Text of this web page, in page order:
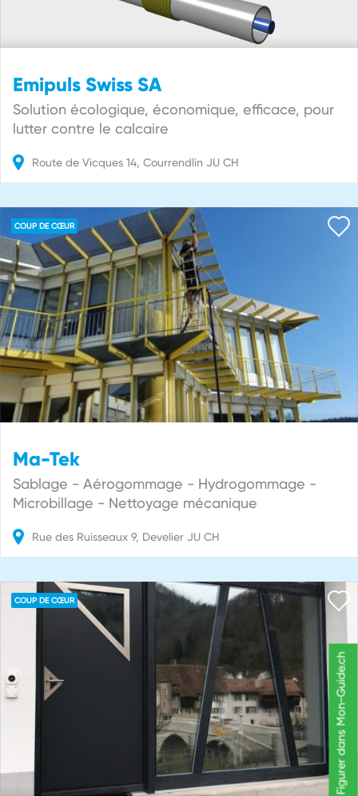
Emipuls Swiss SA
Solution écologique, économique, efficace, pour
lutter contre le calcaire
Route de Vicques 14 Courrendlin JU CH
COUP DE CŒUR
Ma-Tek
Sablage - Aérogommage - Hydrogommage -
Microbillage - Nettoyage mécanique
Rue des Ruisseaux 9 Develier JU CH
COUP DE CŒUR
Figurer dans Mon-Guide.ch